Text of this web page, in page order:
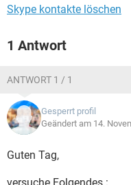
Skype kontakte löschen
1 Antwort
ANTWORT 1 / 1
Gesperrt profil
Geändert am 14.
Guten Tag,